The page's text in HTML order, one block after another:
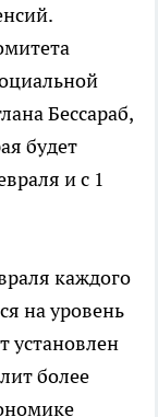
Бессараб,
будет
и с 1
каждого
на уровень
установлен
более